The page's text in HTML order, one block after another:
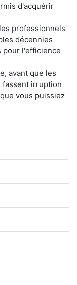
d'acquérir
professionnels
décennies
pour l'efficience
avant que les
fassent irruption
vous puissiez